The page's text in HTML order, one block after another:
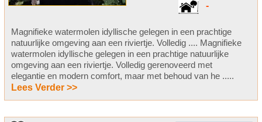
-
Magnifieke watermolen idyllische gelegen in een prachtige
natuurlijke omgeving aan een riviertje. Volledig .... Magnifieke
watermolen idyllische gelegen in een prachtige natuurlijke
omgeving aan een riviertje. Volledig gerenoveerd met
elegantie en modern comfort, maar met behoud van he .....
Lees Verder >>